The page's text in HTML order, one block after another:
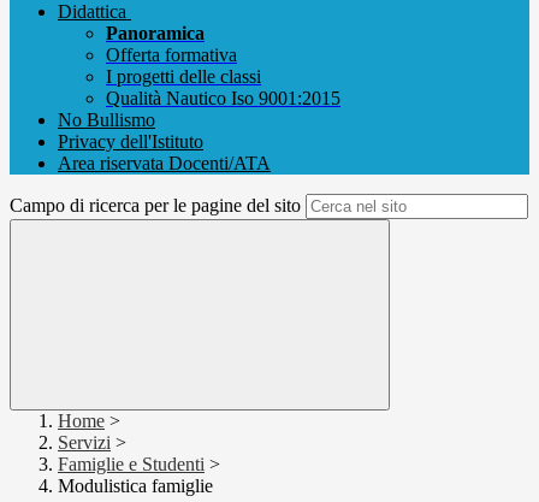
Didattica
Panoramica
Offerta formativa
I progetti delle classi
Qualità Nautico Iso 9001:2015
No Bullismo
Privacy dell'Istituto
Area riservata Docenti/ATA
Campo di ricerca per le pagine del sito
Home >
Servizi >
Famiglie e Studenti >
Modulistica famiglie